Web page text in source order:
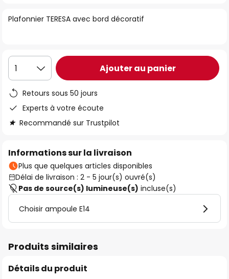
the
Plafonnier TERESA avec bord décoratif
1 Ajouter au panier
Retours sous 50 jours
Experts à votre écoute
Recommandé sur Trustpilot
Informations sur la livraison
Plus que quelques articles disponibles
Délai de livraison : 2 - 5 jour(s) ouvré(s)
Pas de source(s) lumineuse(s) incluse(s)
Choisir ampoule E14
Produits similaires
Détails du produit